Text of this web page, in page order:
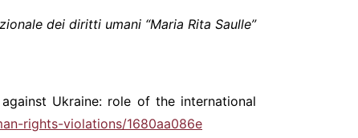
dei diritti umani “Maria Rita Saulle”
Ukraine: role of the international
rights-violations/1680aa086e